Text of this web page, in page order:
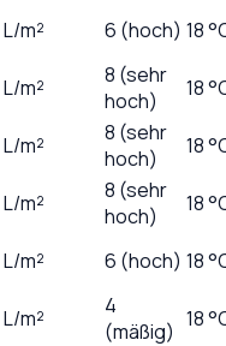
L/m² 6 (hoch) 18
L/m²
8 (sehr
hoch)
18
L/m²
8 (sehr
hoch)
18
L/m²
8 (sehr
hoch)
18
L/m² 6 (hoch) 18
L/m²
4
(mäßig) 18